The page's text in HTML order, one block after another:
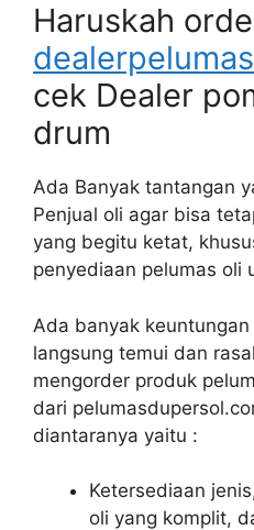
Haruskah
cek Dealer
drum
Ada Banyak tantangan
Penjual oli agar bisa
yang begitu ketat,
penyediaan pelumas oli
Ada banyak
langsung temui dan
mengorder produk
dari
diantaranya yaitu :
Ketersediaan
oli yang komplit,